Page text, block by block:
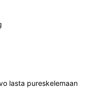
lasta pureskelemaan